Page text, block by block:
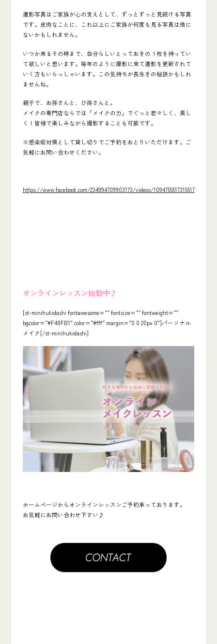
遺影写真はご家族が心の支えとして、ずっとずっと見続ける写真
です。皮肉なことに、これ以上にご家族が何度も見る写真は他に
ないかもしれません。
いつか来るその時まで、自分らしいとっておきの１枚を持ってい
て欲しいと思います。毎年のように撮影に来て遺影を更新されて
いく方もいらっしゃいます。この気持ちが長生きの秘訣かもしれ
ませんね。
親子で、お孫さんと、ひ孫さんと。
メイクの専門店ならでは「メイクの力」でぐっと若々しく、美し
く！皆様で楽しみながら撮影することも可能です。
※感染症対策として貸し切りでご予約をおとりいただけます。ご
気軽にお問い合わせください。
https://www.facebook.com/234994709903173/videos/1094755517315517
オンラインレッスン始動中♪
[st-minihukidashi fontawesome=”” fontsize=”” fontweight=””
bgcolor=”#F48FB1″ color=”#fff” margin=”0 0 20px 0″]パーソナル
メイク[/st-minihukidashi]
ホームページからオンラインレッスンご予約承っております。
お気軽にお問い合わせ下さい♪